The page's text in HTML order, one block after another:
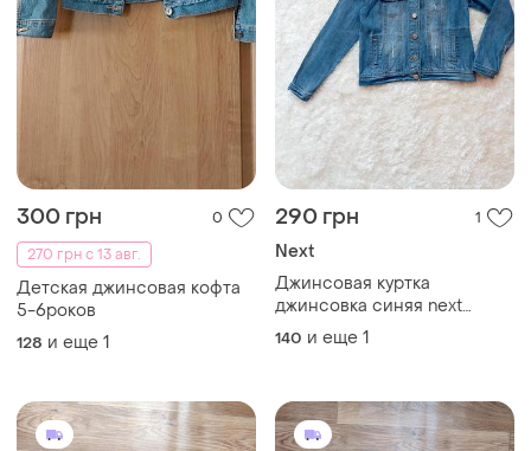
300 грн
0
270 грн с 13 авг.
Детская джинсовая кофта
5-6роков
128 и еще 1
290 грн 1
Next
Джинсовая куртка
джинсовка синяя next
ветровка 140 146 9-10 лет
пиджак
140 и еще 1